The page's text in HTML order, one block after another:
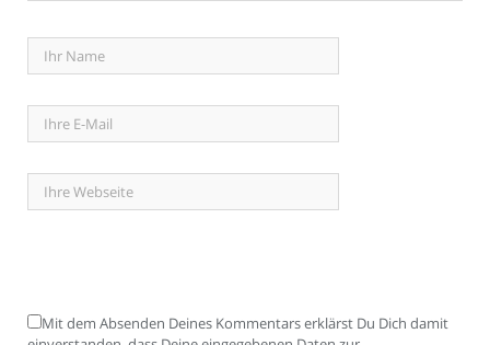
Mit dem Absenden Deines Kommentars erklärst Du Dich damit